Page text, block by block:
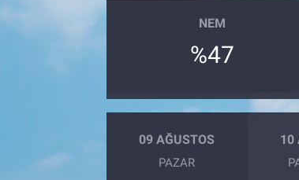
NEM
%47
09 AĞUSTOS
PAZAR
10